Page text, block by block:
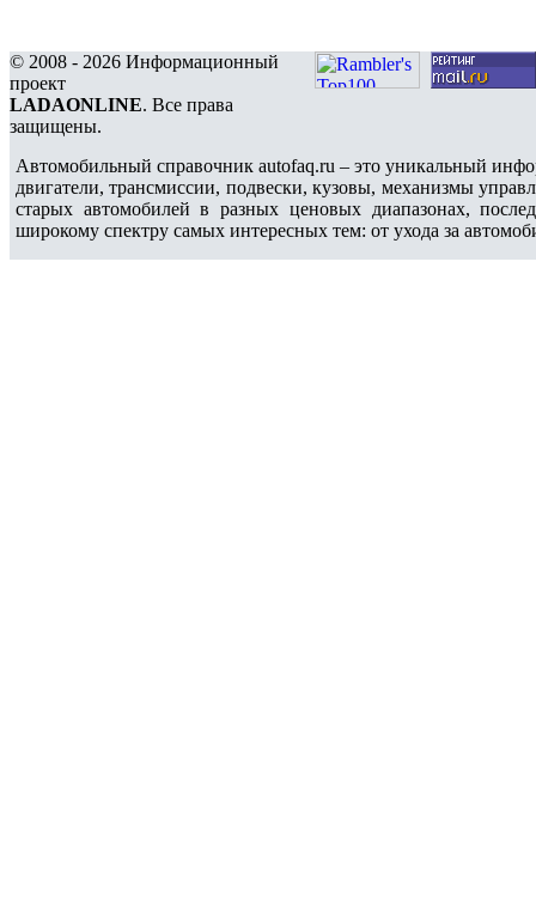
© 2008 - 2026 Информационный
проект
LADAONLINE. Все права
защищены.
Автомобильный справочник autofaq.ru – это уникальный
двигатели, трансмиссии, подвески, кузовы, механизмы
старых автомобилей в разных ценовых диапазонах,
широкому спектру самых интересных тем: от ухода за